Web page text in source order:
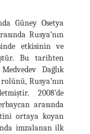
Güney Osetya
Rusya’nın
etkisinin ve
Bu tarihten
Dağlık
Rusya’nın
2008’de
arasında
ortaya koyan
imzalanan ilk